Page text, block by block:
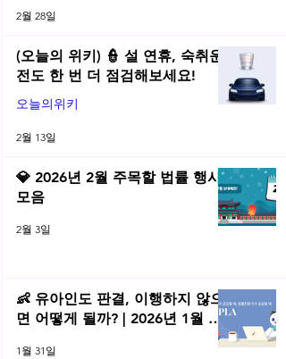
2월 28일
(오늘의 위키) 👮 설 연휴, 숙취운
전도 한 번 더 점검해보세요!
오늘의위키
2월 13일
💎 2026년 2월 주목할 법률 행사
모음
2월 3일
👶 유아인도 판결, 이행하지 않으
면 어떻게 될까? | 2026년 1월 네
1월 31일